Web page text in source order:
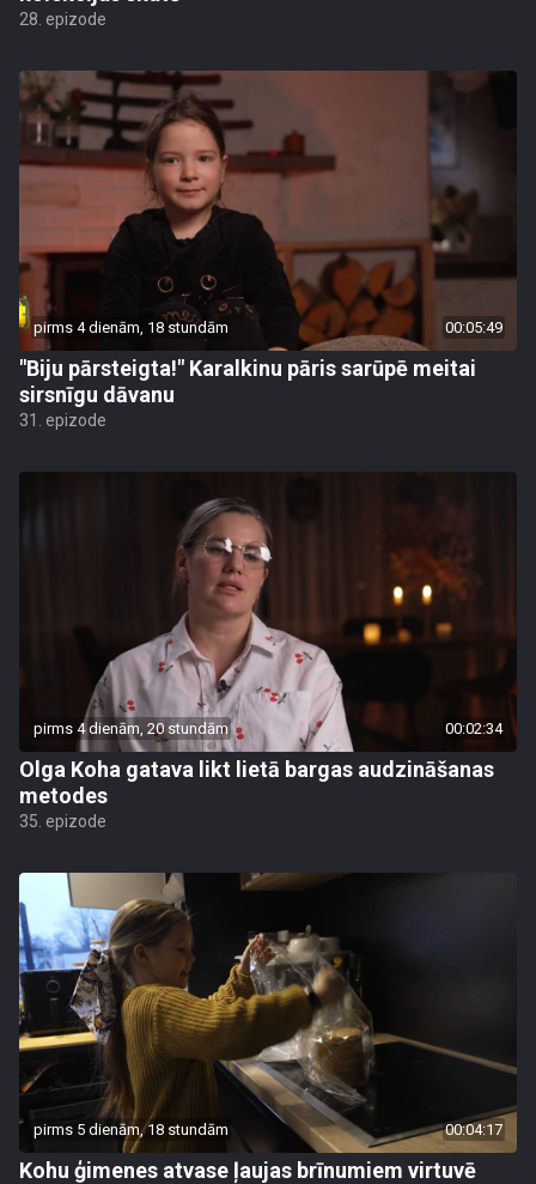
28. epizode
pirms 4 dienām, 18 stundām 00:05:49
"Biju pārsteigta!" Karalkinu pāris sarūpē meitai
sirsnīgu dāvanu
31. epizode
pirms 4 dienām, 20 stundām 00:02:34
Olga Koha gatava likt lietā bargas audzināšanas
metodes
35. epizode
pirms 5 dienām, 18 stundām 00:04:17
Kohu ģimenes atvase ļaujas brīnumiem virtuvē